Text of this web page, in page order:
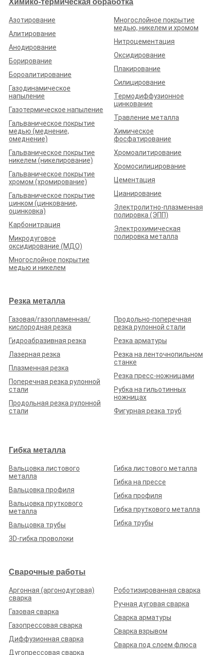
Химико-термическая обработка
Азотирование
Алитирование
Анодирование
Борирование
Бороалитирование
Газодинамическое
напыление
Газотермическое напыление
Гальваническое покрытие
медью (меднение,
омеднение)
Гальваническое покрытие
никелем (никелирование)
Гальваническое покрытие
хромом (хромирование)
Гальваническое покрытие
цинком (цинкование,
оцинковка)
Карбонитрация
Микродуговое
оксидирование (МДО)
Многослойное покрытие
медью и никелем
Многослойное покрытие
медью, никелем и хромом
Нитроцементация
Оксидирование
Плакирование
Силицирование
Термодиффузионное
цинкование
Травление металла
Химическое
фосфатирование
Хромоалитирование
Хромосилицирование
Цементация
Цианирование
Электролитно-плазменная
полировка (ЭПП)
Электрохимическая
полировка металла
Резка металла
Газовая/газопламенная/
кислородная резка
Гидроабразивная резка
Лазерная резка
Плазменная резка
Поперечная резка рулонной
стали
Продольная резка рулонной
стали
Продольно-поперечная
резка рулонной стали
Резка арматуры
Резка на ленточнопильном
станке
Резка пресс-ножницами
Рубка на гильотинных
ножницах
Фигурная резка труб
Гибка металла
Вальцовка листового
металла
Вальцовка профиля
Вальцовка пруткового
металла
Вальцовка трубы
3D-гибка проволоки
Гибка листового металла
Гибка на прессе
Гибка профиля
Гибка пруткового металла
Гибка трубы
Сварочные работы
Аргонная (аргонодуговая)
сварка
Газовая сварка
Газопрессовая сварка
Диффузионная сварка
Дугопрессовая сварка
Роботизированная сварка
Ручная дуговая сварка
Сварка арматуры
Сварка взрывом
Сварка под слоем флюса
ООО «АКР»
Рейтинг по отзывам:
Белгородская обл., г. Алексеевка, Южный переулок, д. 21А
Стаж (лет):2 Сотрудников:
Станков:22
Подробнее о предприятии
ООО «НК-ТЕПЛОХИММОНТАЖ»
Рейтинг по отзывам:(0.0)
Белгородская обл., г. Старый Оскол, проезд Ш-6, д. 3
Стаж (лет):15 Сотрудников: Площадь (м²):10000
Станков:
Подробнее о предприятии
Рейтинг по отзывам:(0.0)
Белгородская обл., г. Белгород, Михайловское шоссе, д. 5И
Стаж (лет):18 Сотрудников: 35 Площадь (м²):1800
Подробнее о предприятии
ООО «ТЕХНОИНСТРУМЕНТ»
Белгородская обл., г. Белгород, 1-й Новый переулок, д. 1
Стаж (лет): 27 Сотрудников: Площадь (м²):
Подробнее о предприятии
ООО «БДМ»
Рейтинг по отзывам:(0.0)
Белгородская обл., г. Белгород, Гражданский проспект, д. 18
Стаж (лет):4 Сотрудников: Площадь (м²):120
Станков:14
Подробнее о предприятии